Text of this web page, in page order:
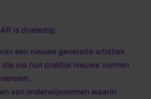
is drieledig:
een nieuwe generatie artistiek
die via hun praktijk nieuwe vormen
van onderwijsvormen waarin